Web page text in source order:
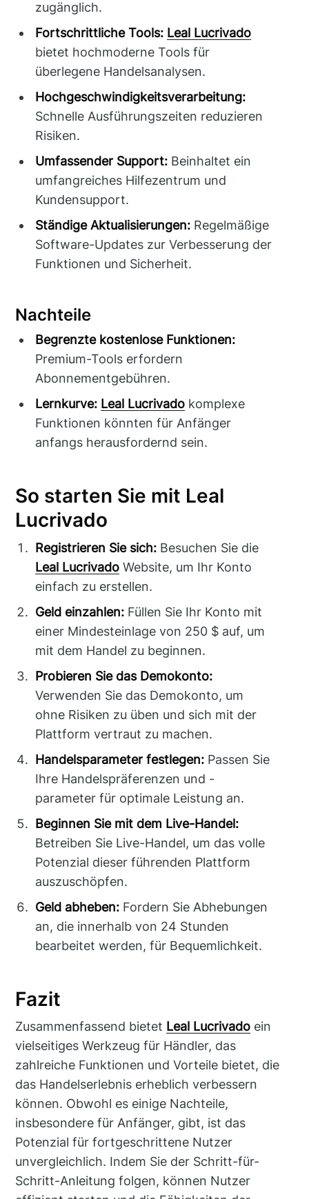
zugänglich.
Fortschrittliche Tools: Leal Lucrivado
bietet hochmoderne Tools für
überlegene Handelsanalysen.
Hochgeschwindigkeitsverarbeitung:
Schnelle Ausführungszeiten reduzieren
Risiken.
Umfassender Support: Beinhaltet ein
umfangreiches Hilfezentrum und
Kundensupport.
Ständige Aktualisierungen: Regelmäßige
Software-Updates zur Verbesserung der
Funktionen und Sicherheit.
Nachteile
Begrenzte kostenlose Funktionen:
Premium-Tools erfordern
Abonnementgebühren.
Lernkurve: Leal Lucrivado komplexe
Funktionen könnten für Anfänger
anfangs herausfordernd sein.
So starten Sie mit Leal
Lucrivado
Registrieren Sie sich: Besuchen Sie die
Leal Lucrivado Website, um Ihr Konto
einfach zu erstellen.
Geld einzahlen: Füllen Sie Ihr Konto mit
einer Mindesteinlage von 250 $ auf, um
mit dem Handel zu beginnen.
Probieren Sie das Demokonto:
Verwenden Sie das Demokonto, um
ohne Risiken zu üben und sich mit der
Plattform vertraut zu machen.
Handelsparameter festlegen: Passen Sie
Ihre Handelspräferenzen und -
parameter für optimale Leistung an.
Beginnen Sie mit dem Live-Handel:
Betreiben Sie Live-Handel, um das volle
Potenzial dieser führenden Plattform
auszuschöpfen.
Geld abheben: Fordern Sie Abhebungen
an, die innerhalb von 24 Stunden
bearbeitet werden, für Bequemlichkeit.
Fazit
Zusammenfassend bietet Leal Lucrivado ein
vielseitiges Werkzeug für Händler, das
zahlreiche Funktionen und Vorteile bietet, die
das Handelserlebnis erheblich verbessern
können. Obwohl es einige Nachteile,
insbesondere für Anfänger, gibt, ist das
Potenzial für fortgeschrittene Nutzer
unvergleichlich. Indem Sie der Schritt-für-
Schritt-Anleitung folgen, können Nutzer